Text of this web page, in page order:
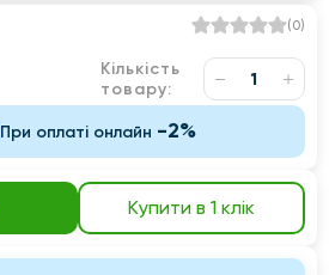
(0)
Кількість
товару:
При оплаті онлайн -2%
Купити в 1 клік